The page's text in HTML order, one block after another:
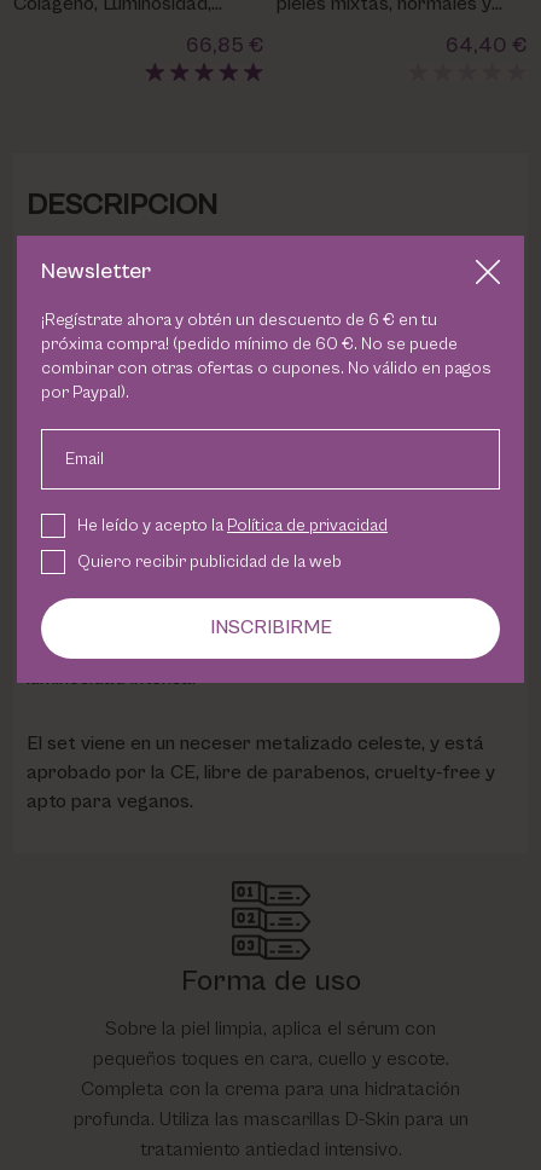
66,85 € 64,40 €
DESCRIPCION
ElSet Diamond de Utsukusy
luminosa, protegida y joven. Sus activos principales,
Diamond Sirt Powdery
(té negro
fermentado), ayudan a combatir el envejecimiento
Sérum 30 ml
de diamante.
Crema 50 ml
y equilibrar.
3 mascarillas D-Skin
luminosidad intensa.
El set viene en un neceser metalizado celeste, y está
aprobado por la CE, libre de parabenos, cruelty-free y
apto para veganos.
Forma de uso
Sobre la piel limpia, aplica el sérum con
pequeños toques en cara, cuello y escote.
Completa con la crema para una hidratación
profunda. Utiliza las mascarillas D-Skin para un
tratamiento antiedad intensivo.
Newsletter
¡Regístrate ahora y obtén un descuento de 6 € en tu
próxima compra! (pedido mínimo de 60 €. No se puede
combinar con otras ofertas o cupones. No válido en pagos
por Paypal).
Email
He leído y acepto la Política de privacidad
Quiero recibir publicidad de la web
INSCRIBIRME